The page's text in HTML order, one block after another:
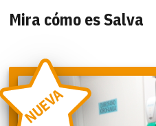
Mira cómo es Salva
NUEVA